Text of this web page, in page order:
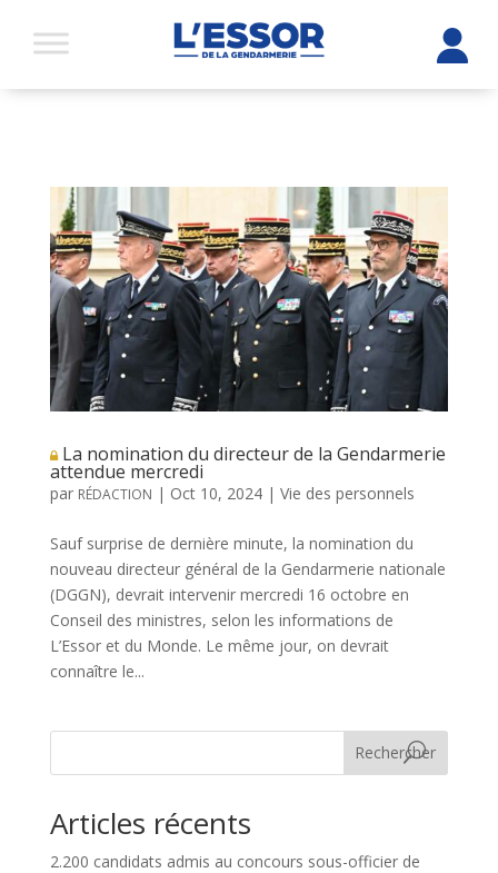
La nomination du directeur de la Gendarmerie
attendue mercredi
par RÉDACTION | Oct 10, 2024| Vie des personnels
Sauf surprise de dernière minute, la nomination du
nouveau directeur général de la Gendarmerie nationale
(DGGN), devrait intervenir mercredi 16 octobre en
Conseil des ministres, selon les informations de
L’Essor et du Monde. Le même jour, on devrait
connaître le...
Rechercher
Articles récents
2.200 candidats admis au concours sous-officier de